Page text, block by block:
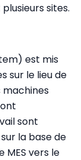
sites.
est mis
sur le lieu de
machines
sont
la base de
MES vers le